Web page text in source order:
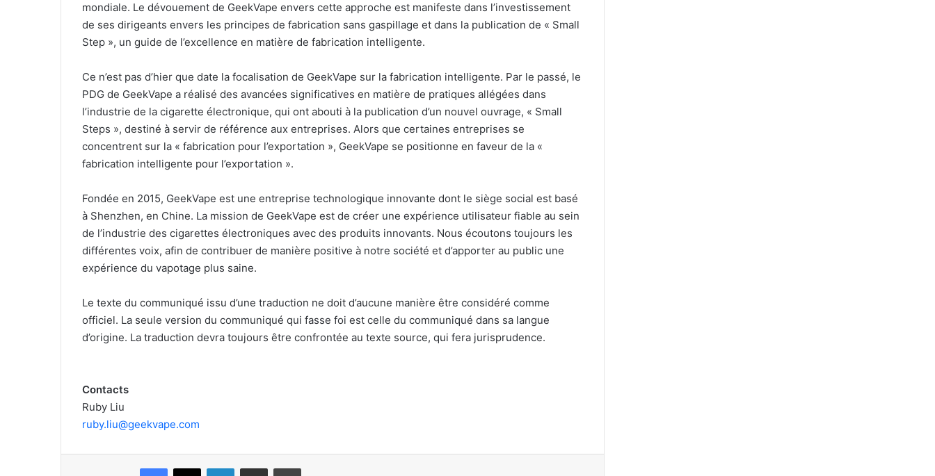
mondiale. Le dévouement de GeekVape envers cette approche est manifeste dans l’investissement
de ses dirigeants envers les principes de fabrication sans gaspillage et dans la publication de « Small
Step », un guide de l’excellence en matière de fabrication intelligente.
Ce n’est pas d’hier que date la focalisation de GeekVape sur la fabrication intelligente. Par le passé, le
PDG de GeekVape a réalisé des avancées significatives en matière de pratiques allégées dans
l’industrie de la cigarette électronique, qui ont abouti à la publication d’un nouvel ouvrage, « Small
Steps », destiné à servir de référence aux entreprises. Alors que certaines entreprises se
concentrent sur la « fabrication pour l’exportation », GeekVape se positionne en faveur de la «
fabrication intelligente pour l’exportation ».
Fondée en 2015, GeekVape est une entreprise technologique innovante dont le siège social est basé
à Shenzhen, en Chine. La mission de GeekVape est de créer une expérience utilisateur fiable au sein
de l’industrie des cigarettes électroniques avec des produits innovants. Nous écoutons toujours les
différentes voix, afin de contribuer de manière positive à notre société et d’apporter au public une
expérience du vapotage plus saine.
Le texte du communiqué issu d’une traduction ne doit d’aucune manière être considéré comme
officiel. La seule version du communiqué qui fasse foi est celle du communiqué dans sa langue
d’origine. La traduction devra toujours être confrontée au texte source, qui fera jurisprudence.
Contacts
Ruby Liu
ruby.liu@geekvape.com
Facebook
X LinkedinPartager par email Imprimer